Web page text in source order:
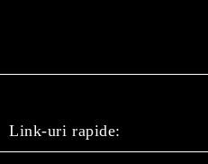
Link-uri rapide: